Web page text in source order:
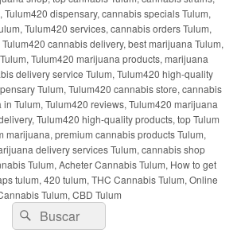
Tulum420 dispensary, cannabis specials Tulum,
Tulum420 services, cannabis orders Tulum,
cannabis delivery, best marijuana Tulum,
Tulum420 marijuana products, marijuana
delivery service Tulum, Tulum420 high-quality
Tulum, Tulum420 cannabis store, cannabis
Tulum, Tulum420 reviews, Tulum420 marijuana
Tulum420 high-quality products, top Tulum
marijuana, premium cannabis products Tulum,
delivery services Tulum, cannabis shop
Tulum, Acheter Cannabis Tulum, How to get
tulum, 420 tulum, THC Cannabis Tulum, Online
Tulum, CBD Tulum
Buscar
por:
Buscar